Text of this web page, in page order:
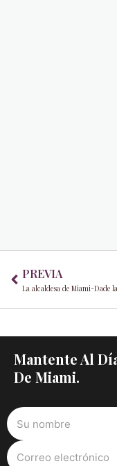
PREVIA
Mantente Al
De Miami.